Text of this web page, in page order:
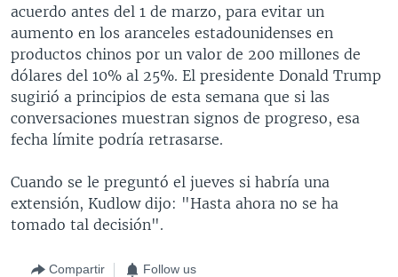
acuerdo antes del 1 de marzo, para evitar un
aumento en los aranceles estadounidenses en
productos chinos por un valor de 200 millones de
dólares del 10% al 25%. El presidente Donald Trump
sugirió a principios de esta semana que si las
conversaciones muestran signos de progreso, esa
fecha límite podría retrasarse.
Cuando se le preguntó el jueves si habría una
extensión, Kudlow dijo: "Hasta ahora no se ha
tomado tal decisión".
Compartir Follow us